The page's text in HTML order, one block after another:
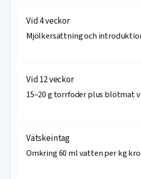
Vid 4 veckor
Mjölkersättning och
Vid 12 veckor
15–20 g torrfoder plus blötmat
Vätskeintag
Omkring 60 ml vatten per kg